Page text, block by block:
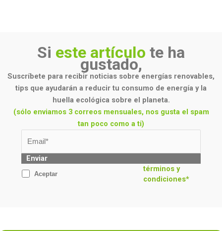
Si este artículo te ha
gustado,
Suscríbete para recibir noticias sobre energías renovables,
tips que ayudarán a reducir tu consumo de energía y la
huella ecológica sobre el planeta.
(sólo enviamos 3 correos mensuales, nos gusta el spam
tan poco como a ti)
Enviar
Aceptar
términos y
condiciones*